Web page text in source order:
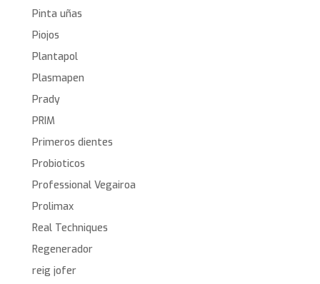
Pinta uñas
Piojos
Plantapol
Plasmapen
Prady
PRIM
Primeros dientes
Probioticos
Professional Vegairoa
Prolimax
Real Techniques
Regenerador
reig jofer